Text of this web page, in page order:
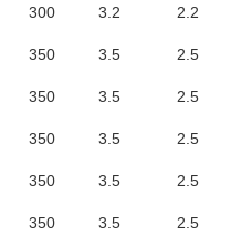
300 3.2 2.2
350 3.5 2.5
350 3.5 2.5
350 3.5 2.5
350 3.5 2.5
350 3.5 2.5